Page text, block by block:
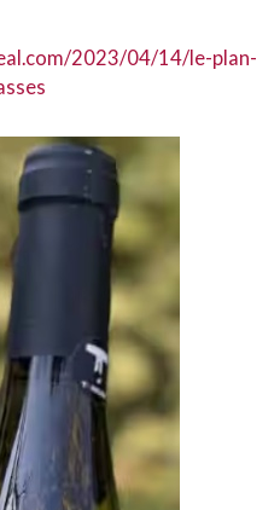
2023/04/14/le-plan-